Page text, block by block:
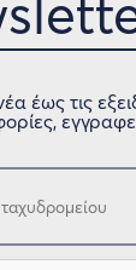
έως τις